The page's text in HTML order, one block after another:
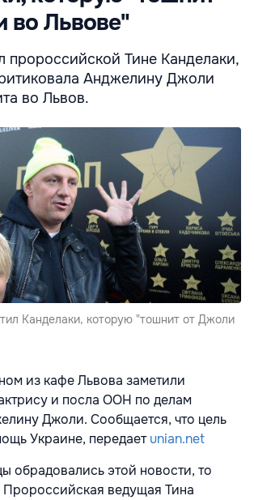
во Львове"
пророссийской Тине Канделаки,
Анджелину Джоли
во Львов.
Канделаки, которую "тошнит от Джоли
из кафе Львова заметили
и посла ООН по делам
Джоли. Сообщается, что цель
Украине, передаетunian.net
обрадовались этой новости, то
Пророссийская ведущая Тина